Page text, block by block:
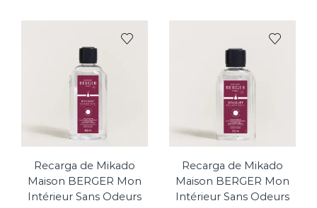
cantidad
Citronnnelle
cantidad
Recarga de Mikado
Maison BERGER Mon
Intérieur Sans Odeurs
Recarga de Mikado
Maison BERGER Mon
Intérieur Sans Odeurs